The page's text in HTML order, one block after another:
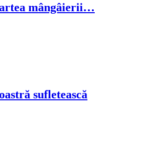
mângâierii…
sufletească